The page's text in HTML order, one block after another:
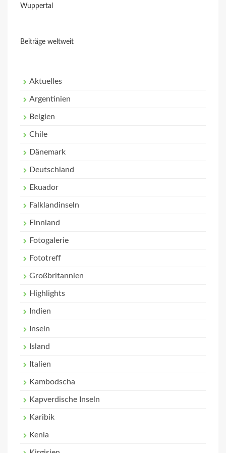
Wuppertal
Beiträge weltweit
Aktuelles
Argentinien
Belgien
Chile
Dänemark
Deutschland
Ekuador
Falklandinseln
Finnland
Fotogalerie
Fototreff
Großbritannien
Highlights
Indien
Inseln
Island
Italien
Kambodscha
Kapverdische Inseln
Karibik
Kenia